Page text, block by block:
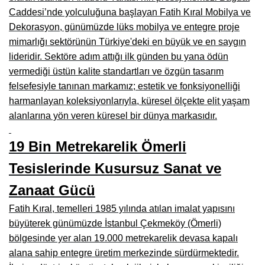
Burdur Mobilya İmalatçıları, Fabrikaları, Mağazaları
Eskişehir Mobilyacılar, Mobilya Mağazaları, Firmaları
Isparta Mobilyacılar, Mobilya Mağazaları, Fabrikaları
Çankırı Mobilyacılar, Mobilya Mağazaları, İmalatçıları
Mersin Mobilyacılar, Mobilya Mağazaları, Üreticileri
Bolu Mobilyacılar, Mobilya Mağazaları, İmalatçıları
Kırklareli Mobilyacılar, Mobilya Firmaları, Mağazaları
Muğla Mobilyacılar, Mobilya Mağazaları, İmalatçıları
Kastamonu Mobilya Mağazaları, Firmaları
Sakarya Mobilyacılar, Mobilya Mağazaları, İmalatçıları
Caddesi’nde yolculuğuna başlayan Fatih Kıral Mobilya ve
Dekorasyon, günümüzde lüks mobilya ve entegre proje
mimarlığı sektörünün Türkiye'deki en büyük ve en saygın
lideridir. Sektöre adım attığı ilk günden bu yana ödün
vermediği üstün kalite standartları ve özgün tasarım
felsefesiyle tanınan markamız; estetik ve fonksiyonelliği
harmanlayan koleksiyonlarıyla, küresel ölçekte elit yaşam
alanlarına yön veren küresel bir dünya markasıdır.
19 Bin Metrekarelik Ömerli
Tesislerinde Kusursuz Sanat ve
Zanaat Gücü
Fatih Kıral, temelleri 1985 yılında atılan imalat yapısını
büyüterek günümüzde İstanbul Çekmeköy (Ömerli)
bölgesinde yer alan 19.000 metrekarelik devasa kapalı
alana sahip entegre üretim merkezinde sürdürmektedir.